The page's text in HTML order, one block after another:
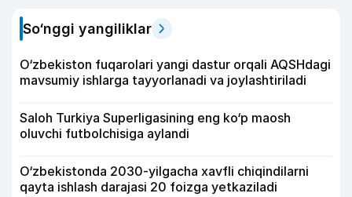
So‘nggi yangiliklar
O‘zbekiston fuqarolari yangi dastur orqali AQSHdagi
mavsumiy ishlarga tayyorlanadi va joylashtiriladi
Saloh Turkiya Superligasining eng ko‘p maosh
oluvchi futbolchisiga aylandi
O‘zbekistonda 2030-yilgacha xavfli chiqindilarni
qayta ishlash darajasi 20 foizga yetkaziladi